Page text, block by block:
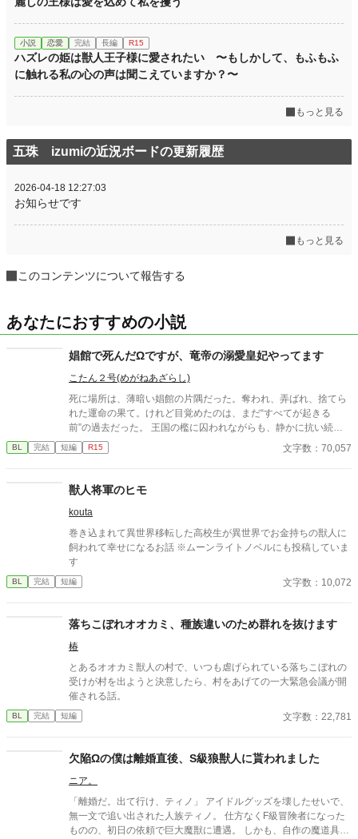
小説 恋愛 完結 長編 R15
ハズレの姫は獣人王子様に愛されたい 〜もしかして、もふもふ
に触れる私の心の声は聞こえていますか？〜
もっと見る
五珠 izumiの近況ボードの更新履歴
2026-04-18 12:27:03
お知らせです
もっと見る
このコンテンツについて報告する
あなたにおすすめの小説
娼館で死んだΩですが、竜帝の溺愛皇妃やってます
こたん２号(めがねあざらし)
死に場所は、薄暗い娼館の片隅だった。奪われ、弄ばれ、捨てら
れた運命の果て。けれど目覚めたのは、まだ“すべてが起きる
前”の過去だった。 王国の檻に囚われながらも、静かに抗い続け
た日々。その中で出会った“彼”が、冷え切った運命に、初めて温
もりを灯す。 運命を塗り替えるために歩み始めた、険しくも孤独
を、誰にも渡すつもりはない」 溺愛、独占、そしてトラヴィスの
宮廷に渦巻く陰謀と政敵たち。死に戻ったΩは、今度こそ自分自
身を救うため、皇妃として“未来”を手繰り寄せる。 愛され、試さ
れ、それでも生き抜くために——第二章、ここに開幕。
BL 完結 短編 R15 文字数：70,057
獣人将軍のヒモ
kouta
巻き込まれて異世界移転した高校生が異世界でお金持ちの獣人に
飼われて幸せになるお話 ※ムーンライトノベルにも投稿していま
す
BL 完結 短編 文字数：10,072
落ちこぼれオオカミ、種族違いのため群れを抜けます
椿
とあるオオカミ獣人の村で、いつも虐げられている落ちこぼれの
受けが村を出ようと決意したら、村をあげての一大緊急会議が開
催される話。
BL 完結 短編 文字数：22,781
欠陥Ωの僕は離婚直後、S級狼獣人に貰われました
ニア。
「離婚だ。出て行け、ティノ」 アイドルグッズを壊したせいで、
無一文で追い出された人族ティノ。 仕方なくF級冒険者になった
ものの、初日の依頼で巨大魔獣に遭遇。 しかも、自作の魔道具